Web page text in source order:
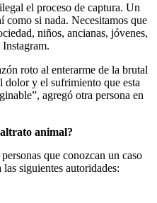
el proceso de captura. Un
como si nada. Necesitamos que
niños, ancianas, jóvenes,
roto al enterarme de la brutal
y el sufrimiento que esta
agregó otra persona en
animal?
que conozcan un caso
siguientes autoridades: